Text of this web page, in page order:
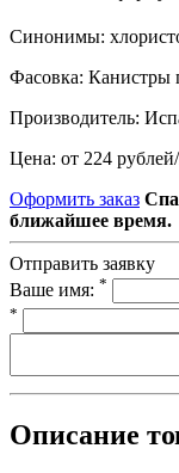
Синонимы:
Фасовка: Канистры
Производитель:
Цена: от 224 рублей/
Оформить заказ
ближайшее время.
Отправить заявку
Ваше имя: *
*
Описание